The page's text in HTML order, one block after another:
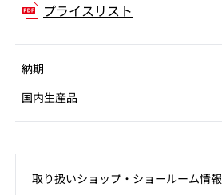
プライスリスト
納期
国内生産品
取り扱いショップ‧ショールーム情報